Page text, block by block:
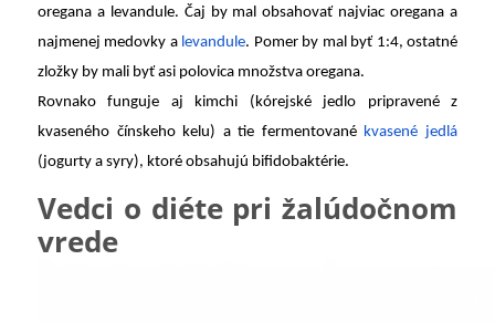
oregana a levandule. Čaj by mal obsahovať najviac oregana a
najmenej medovky a levandule. Pomer by mal byť 1:4, ostatné
zložky by mali byť asi polovica množstva oregana.
Rovnako funguje aj kimchi (kórejské jedlo pripravené z
kvaseného čínskeho kelu) a tie fermentované kvasené jedlá
(jogurty a syry), ktoré obsahujú bifidobaktérie.
Vedci o diéte pri žalúdočnom
vrede